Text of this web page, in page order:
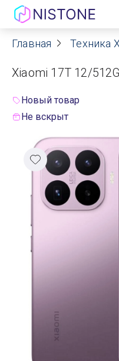
Акции
О нас
Договор
Реквизиты
Контакты
Самовывоз
Главная Техника
Xiaomi 17T 12/
Новый товар
Не вскрыт